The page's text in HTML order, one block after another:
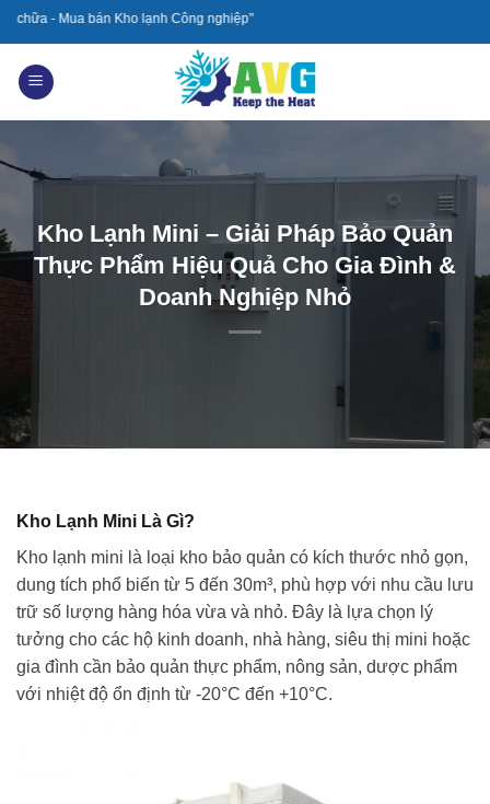
Skip
to
content
bán Kho lạnh Công nghiệp”
Kho Lạnh Mini – Giải Pháp Bảo Quản
Thực Phẩm Hiệu Quả Cho Gia Đình &
Doanh Nghiệp Nhỏ
Kho Lạnh Mini Là Gì?
Kho lạnh mini là loại kho bảo quản có kích thước nhỏ gọn,
dung tích phổ biến từ 5 đến 30m³, phù hợp với nhu cầu lưu
trữ số lượng hàng hóa vừa và nhỏ. Đây là lựa chọn lý
tưởng cho các hộ kinh doanh, nhà hàng, siêu thị mini hoặc
gia đình cần bảo quản thực phẩm, nông sản, dược phẩm
với nhiệt độ ổn định từ -20°C đến +10°C.